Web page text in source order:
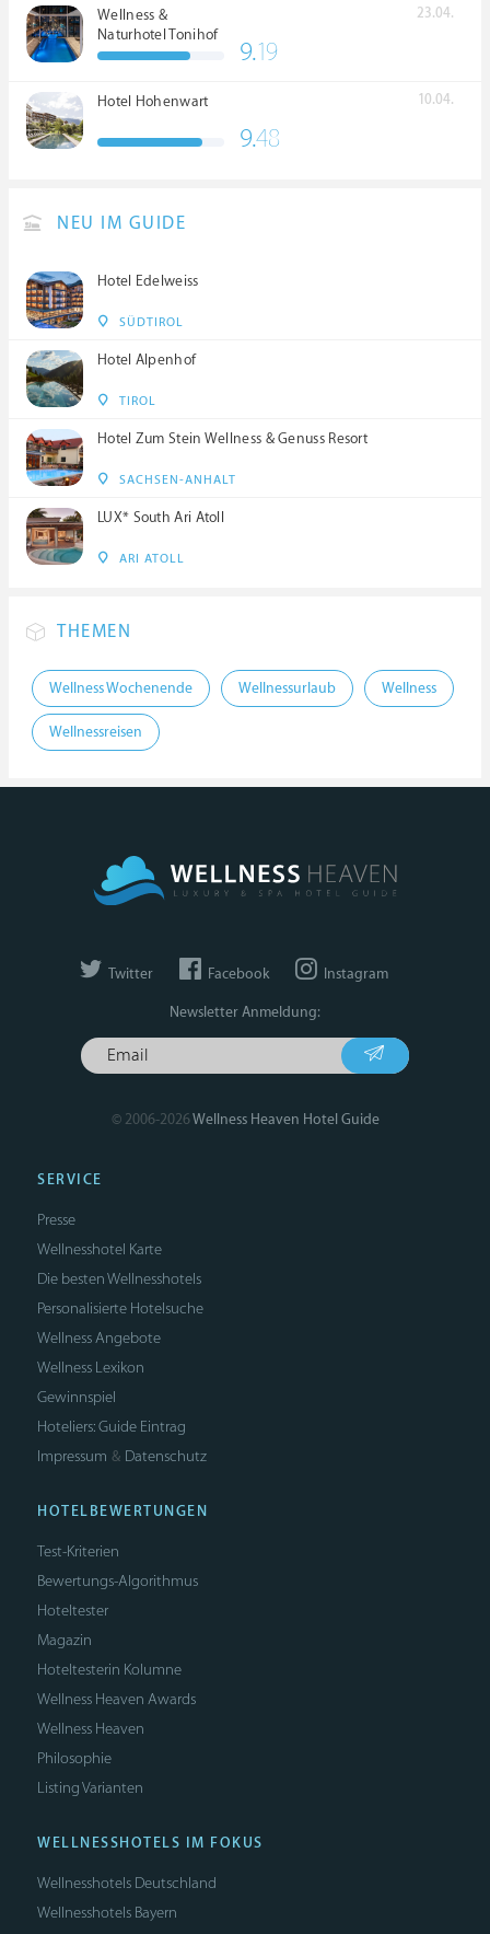
Wellness &
Naturhotel Tonihof
****S
23.04.
9.19
Hotel Hohenwart 10.04.
9.48
NEU IM GUIDE
Hotel Edelweiss
SÜDTIROL
Hotel Alpenhof
TIROL
Hotel Zum Stein Wellness & Genuss Resort
SACHSEN-ANHALT
LUX* South Ari Atoll
ARI ATOLL
THEMEN
Wellness Wochenende Wellnessurlaub Wellness
Wellnessreisen
Twitter Facebook Instagram
Newsletter Anmeldung:
© 2006-2026Wellness Heaven Hotel Guide
SERVICE
Presse
Wellnesshotel Karte
Die besten Wellnesshotels
Personalisierte Hotelsuche
Wellness Angebote
Wellness Lexikon
Gewinnspiel
Hoteliers: Guide Eintrag
Impressum & Datenschutz
HOTELBEWERTUNGEN
Test-Kriterien
Bewertungs-Algorithmus
Hoteltester
Magazin
Hoteltesterin Kolumne
Wellness Heaven Awards
Wellness Heaven
Philosophie
Listing Varianten
WELLNESSHOTELS IM FOKUS
Wellnesshotels Deutschland
Wellnesshotels Bayern